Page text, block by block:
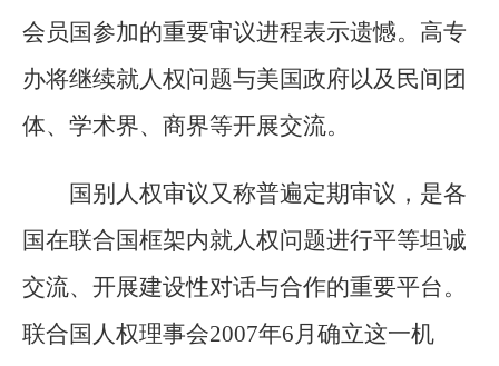
会员国参加的重要审议进程表示遗憾。高专
办将继续就人权问题与美国政府以及民间团
体、学术界、商界等开展交流。
国别人权审议又称普遍定期审议，是各
国在联合国框架内就人权问题进行平等坦诚
交流、开展建设性对话与合作的重要平台。
联合国人权理事会2007年6月确立这一机